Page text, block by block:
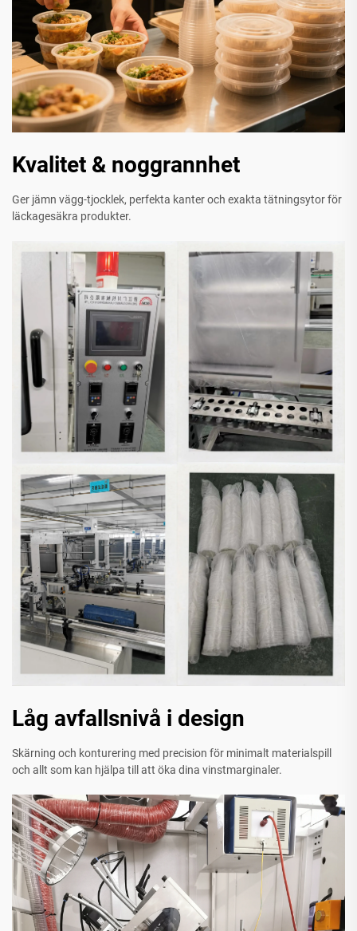
Kvalitet & noggrannhet
Ger jämn vägg-tjocklek, perfekta kanter och exakta tätningsytor för
läckagesäkra produkter.
Låg avfallsnivå i design
Skärning och konturering med precision för minimalt materialspill
och allt som kan hjälpa till att öka dina vinstmarginaler.